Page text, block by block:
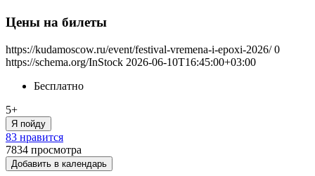
Цены на билеты
https://kudamoscow.ru/event/festival-vremena-i-epoxi-2026/ 0
https://schema.org/InStock 2026-06-10T16:45:00+03:00
Бесплатно
5+
Я пойду
83 нравится
7834 просмотра
Добавить в календарь